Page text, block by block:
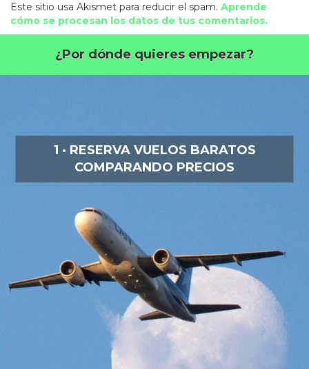
Este sitio usa Akismet para reducir el spam. Aprende
cómo se procesan los datos de tus comentarios.
¿Por dónde quieres empezar?
1 · RESERVA VUELOS BARATOS
COMPARANDO PRECIOS